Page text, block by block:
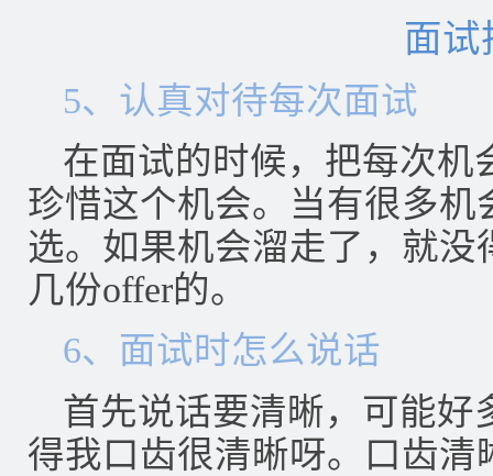
面试
5、认真对待每次面试
在面试的时候，把每次机
珍惜这个机会。当有很多
选。如果机会溜走了，就
几份offer的。
6、面试时怎么说话
首先说话要清晰，可能好
得我口齿很清晰呀。口齿